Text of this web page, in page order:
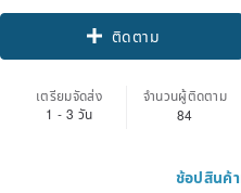
ติดตาม
เตรียมจัดส่ง
1 - 3 วัน
จำนวนผู้ติดตาม
84
ช้อปสินค้